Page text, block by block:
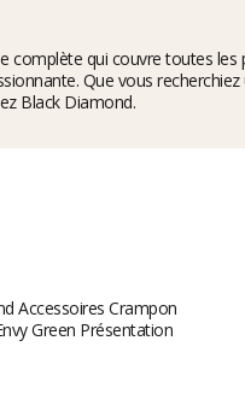
qui couvre toutes les
Que vous
Black Diamond.